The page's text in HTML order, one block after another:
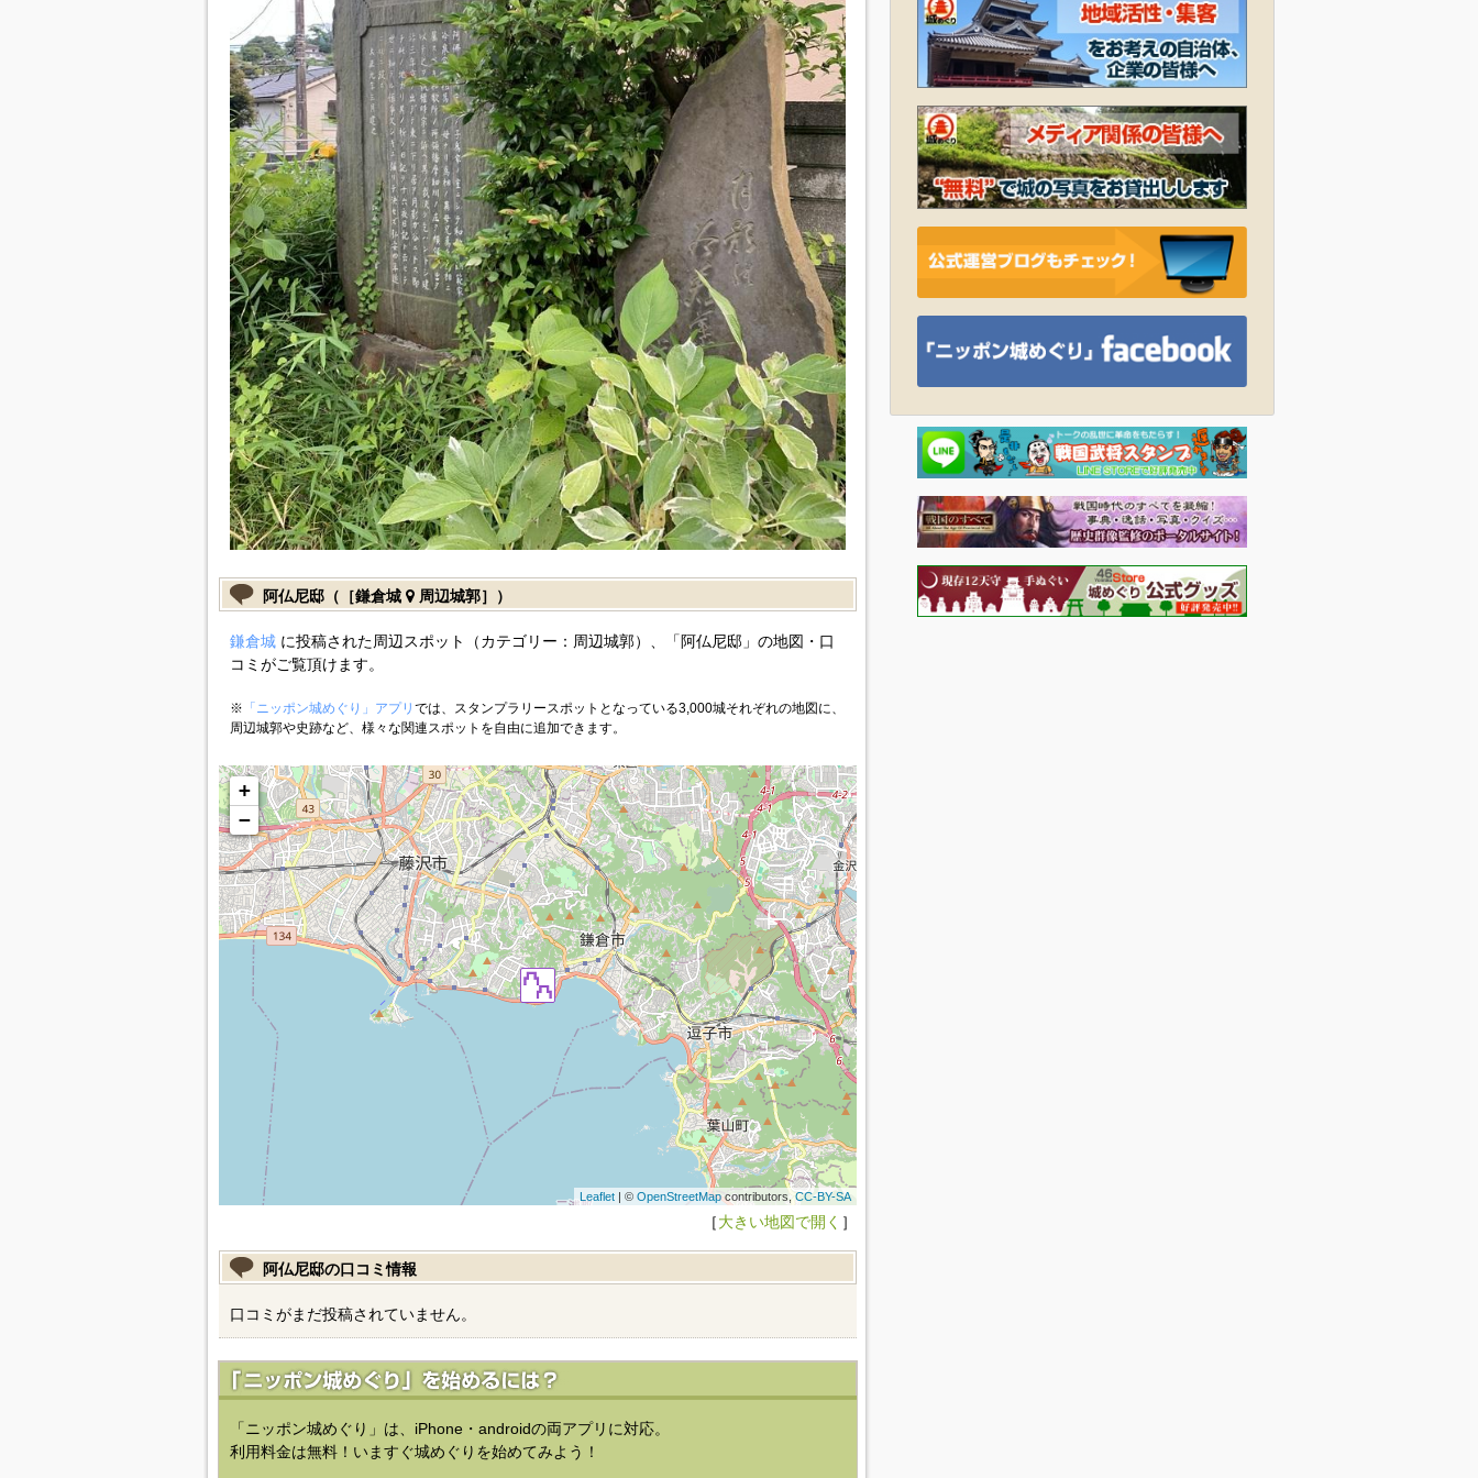
阿仏尼邸（［鎌倉城 周辺城郭］）
鎌倉城に投稿された周辺スポット（カテゴリー：周辺城郭）、「阿仏尼邸」の地図・口
コミがご覧頂けます。
※ 「ニッポン城めぐり」アプリ では、スタンプラリースポットとなっている3,000城それぞれの地図に、
周辺城郭や史跡など、様々な関連スポットを自由に追加できます。
+
−
Leaflet| © OpenStreetMapcontributors, CC-BY-SA
［大きい地図で開く ］
阿仏尼邸の口コミ情報
口コミがまだ投稿されていません。
「ニッポン城めぐり」は、iPhone・androidの両アプリに対応。
利用料金は無料！いますぐ城めぐりを始めてみよう！